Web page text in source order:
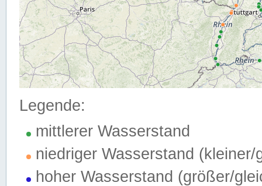
Legende:
mittlerer Wasserstand
niedriger Wasserstand (kleiner/
hoher Wasserstand (größer/